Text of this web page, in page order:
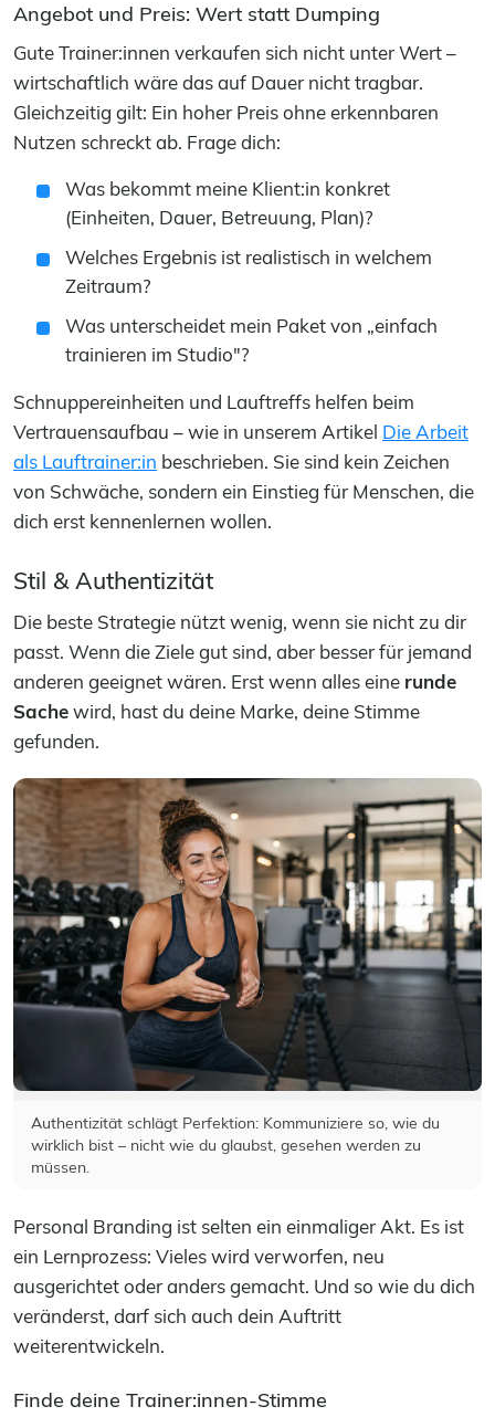
Angebot und Preis: Wert statt Dumping
Gute Trainer:innen verkaufen sich nicht unter Wert –
wirtschaftlich wäre das auf Dauer nicht tragbar.
Gleichzeitig gilt: Ein hoher Preis ohne erkennbaren
Nutzen schreckt ab. Frage dich:
Was bekommt meine Klient:in konkret
(Einheiten, Dauer, Betreuung, Plan)?
Welches Ergebnis ist realistisch in welchem
Zeitraum?
Was unterscheidet mein Paket von „einfach
trainieren im Studio"?
Schnuppereinheiten und Lauftreffs helfen beim
Vertrauensaufbau – wie in unserem Artikel Die Arbeit
als Lauftrainer:in beschrieben. Sie sind kein Zeichen
von Schwäche, sondern ein Einstieg für Menschen, die
dich erst kennenlernen wollen.
Stil & Authentizität
Die beste Strategie nützt wenig, wenn sie nicht zu dir
passt. Wenn die Ziele gut sind, aber besser für jemand
anderen geeignet wären. Erst wenn alles eine runde
Sachewird, hast du deine Marke, deine Stimme
gefunden.
Authentizität schlägt Perfektion: Kommuniziere so, wie du
wirklich bist – nicht wie du glaubst, gesehen werden zu
müssen.
Personal Branding ist selten ein einmaliger Akt. Es ist
ein Lernprozess: Vieles wird verworfen, neu
ausgerichtet oder anders gemacht. Und so wie du dich
veränderst, darf sich auch dein Auftritt
weiterentwickeln.
Finde deine Trainer:innen-Stimme